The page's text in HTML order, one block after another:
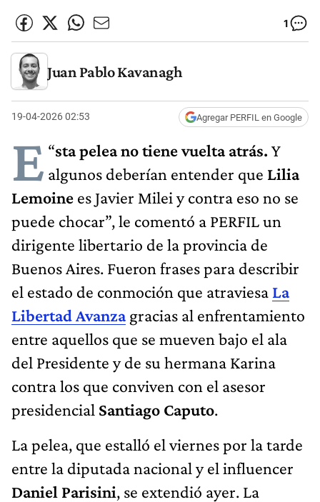
1
Juan Pablo Kavanagh
19-04-2026 02:53 Agregar PERFIL en Google
“
E sta pelea no tiene vuelta atrás. Y
algunos deberían entender que Lilia
Lemoine es Javier Milei y contra eso no se
puede chocar”, le comentó a PERFIL un
dirigente libertario de la provincia de
Buenos Aires. Fueron frases para describir
el estado de conmoción que atraviesa La
Libertad Avanzagracias al enfrentamiento
entre aquellos que se mueven bajo el ala
del Presidente y de su hermana Karina
contra los que conviven con el asesor
presidencial Santiago Caputo.
La pelea, que estalló el viernes por la tarde
entre la diputada nacional y el influencer
Daniel Parisini, se extendió ayer. La